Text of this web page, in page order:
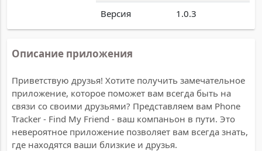
Версия 1.0.3
Описание приложения
Приветствую друзья! Хотите получить замечательное
приложение, которое поможет вам всегда быть на
связи со своими друзьями? Представляем вам Phone
Tracker - Find My Friend - ваш компаньон в пути. Это
невероятное приложение позволяет вам всегда знать,
где находятся ваши близкие и друзья.